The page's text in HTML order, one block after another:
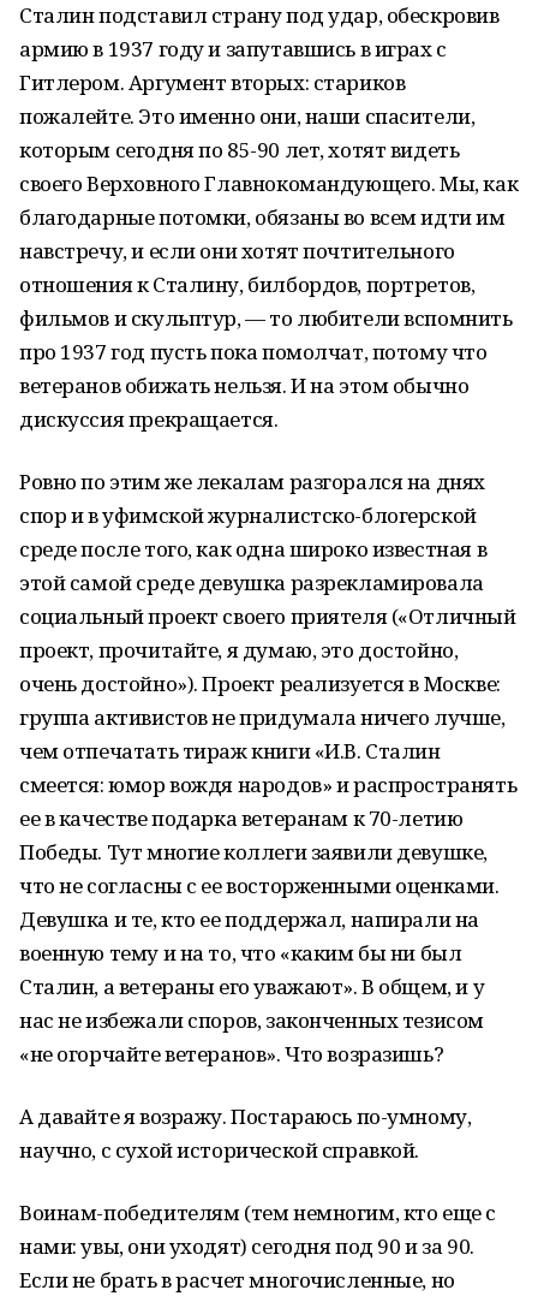
Сталин подставил страну под удар, обескровив
армию в 1937 году и запутавшись в играх с
Гитлером. Аргумент вторых: стариков
пожалейте. Это именно они, наши спасители,
которым сегодня по 85-90 лет, хотят видеть
своего Верховного Главнокомандующего. Мы, как
благодарные потомки, обязаны во всем идти им
навстречу, и если они хотят почтительного
отношения к Сталину, билбордов, портретов,
фильмов и скульптур, — то любители вспомнить
про 1937 год пусть пока помолчат, потому что
ветеранов обижать нельзя. И на этом обычно
дискуссия прекращается.
Ровно по этим же лекалам разгорался на днях
спор и в уфимской журналистско-блогерской
среде после того, как одна широко известная в
этой самой среде девушка разрекламировала
социальный проект своего приятеля («Отличный
проект, прочитайте, я думаю, это достойно,
очень достойно»). Проект реализуется в Москве:
группа активистов не придумала ничего лучше,
чем отпечатать тираж книги «И.В. Сталин
смеется: юмор вождя народов» и распространять
ее в качестве подарка ветеранам к 70-летию
Победы. Тут многие коллеги заявили девушке,
что не согласны с ее восторженными оценками.
Девушка и те, кто ее поддержал, напирали на
военную тему и на то, что «каким бы ни был
Сталин, а ветераны его уважают». В общем, и у
нас не избежали споров, законченных тезисом
«не огорчайте ветеранов». Что возразишь?
А давайте я возражу. Постараюсь по-умному,
научно, с сухой исторической справкой.
Воинам-победителям (тем немногим, кто еще с
нами: увы, они уходят) сегодня под 90 и за 90.
Если не брать в расчет многочисленные, но